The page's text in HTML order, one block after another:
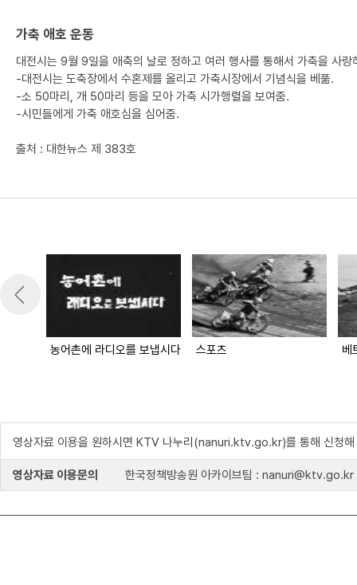
가축 애호 운동
대전시는 9월 9일을 애축의 날로 정하고 여러 행사를 통해서 가축을 사랑
-대전시는 도축장에서 수혼제를 올리고 가축시장에서 기념식을 베풂.
-소 50마리, 개 50마리 등을 모아 가축 시가행렬을 보여줌.
-시민들에게 가축 애호심을 심어줌.
출처 : 대한뉴스 제 383호
농어촌에 라디오를 보냅시다 스포츠 베
영상자료 이용을 원하시면 KTV 나누리(nanuri.ktv.go.kr)를 통해 신청해
영상자료 이용문의 한국정책방송원 아카이브팀 : nanuri@ktv.go.kr